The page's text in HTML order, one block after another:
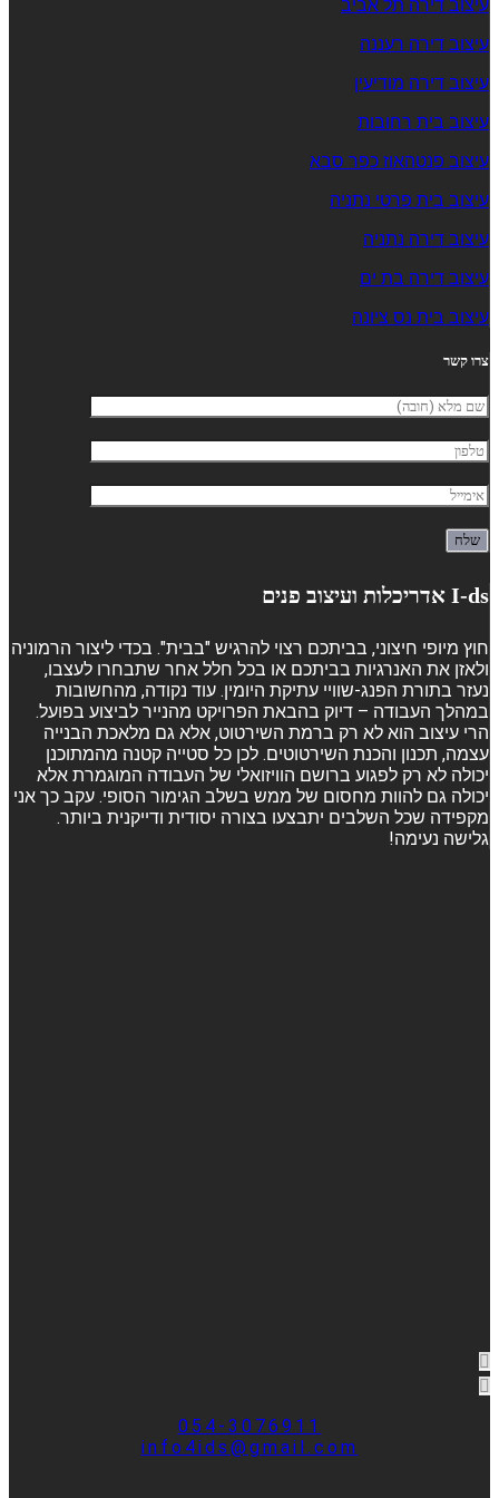
עיצוב דירה תל אביב
עיצוב דירה רעננה
עיצוב דירה מודיעין
עיצוב בית רחובות
עיצוב פנטהאוז כפר סבא
עיצוב בית פרטי נתניה
עיצוב דירה נתניה
עיצוב דירה בת ים
עיצוב בית נס ציונה
צרו קשר
I-ds אדריכלות ועיצוב פנים
חוץ מיופי חיצוני, בביתכם רצוי להרגיש "בבית". בכדי ליצור הרמוניה
ולאזן את האנרגיות בביתכם או בכל חלל אחר שתבחרו לעצבו,
נעזר בתורת הפנג-שוויי עתיקת היומין. עוד נקודה, מהחשובות
במהלך העבודה – דיוק בהבאת הפרויקט מהנייר לביצוע בפועל.
הרי עיצוב הוא לא רק ברמת השירטוט, אלא גם מלאכת הבנייה
עצמה, תכנון והכנת השירטוטים. לכן כל סטייה קטנה מהמתוכנן
יכולה לא רק לפגוע ברושם הוויזואלי של העבודה המוגמרת אלא
יכולה גם להוות מחסום של ממש בשלב הגימור הסופי. עקב כך אני
מקפידה שכל השלבים יתבצעו בצורה יסודית ודייקנית ביותר.
גלישה נעימה!
054-3076911
info4ids@gmail.com